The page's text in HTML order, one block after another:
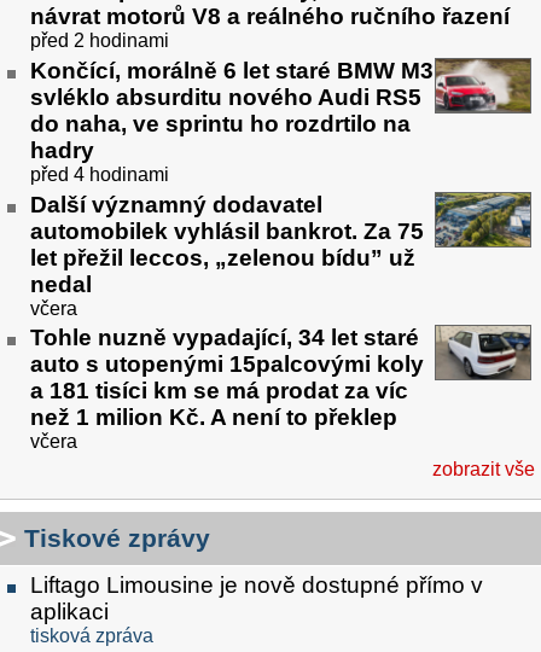
návrat motorů V8 a reálného ručního řazení
před 2 hodinami
Končící, morálně 6 let staré BMW M3
svléklo absurditu nového Audi RS5
do naha, ve sprintu ho rozdrtilo na
hadry
před 4 hodinami
Další významný dodavatel
automobilek vyhlásil bankrot. Za 75
let přežil leccos, „zelenou bídu” už
nedal
včera
Tohle nuzně vypadající, 34 let staré
auto s utopenými 15palcovými koly
a 181 tisíci km se má prodat za víc
než 1 milion Kč. A není to překlep
včera
zobrazit vše
Tiskové zprávy
Liftago Limousine je nově dostupné přímo v
aplikaci
tisková zpráva